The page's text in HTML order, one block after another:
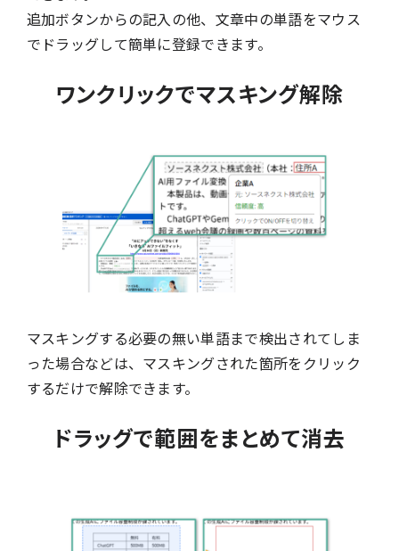
追加ボタンからの記入の他、文章中の単語をマウス
でドラッグして簡単に登録できます。
ワンクリックでマスキング解除
マスキングする必要の無い単語まで検出されてしま
った場合などは、マスキングされた箇所をクリック
するだけで解除できます。
ドラッグで範囲をまとめて消去